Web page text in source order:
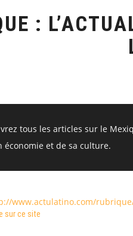
:
tous les articles sur le
économie et de sa culture.
www.actulatino.com/
sur ce site